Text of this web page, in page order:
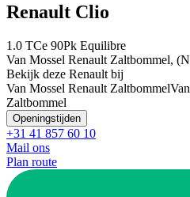
Renault Clio
1.0 TCe 90Pk Equilibre
Van Mossel Renault Zaltbommel,
Bekijk deze Renault bij
Van Mossel Renault Zaltbommel
Zaltbommel
Openingstijden
+31 41 857 60 10
Mail ons
Plan route